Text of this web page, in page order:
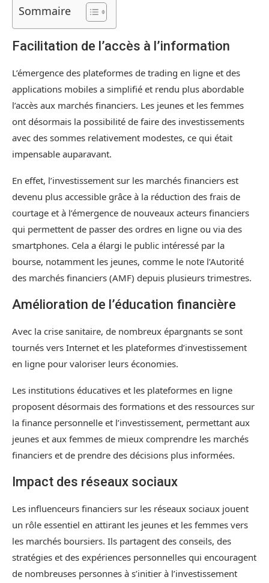
Sommaire
Facilitation de l’accès à l’information
L’émergence des plateformes de trading en ligne et des
applications mobiles a simplifié et rendu plus abordable
l’accès aux marchés financiers. Les jeunes et les femmes
ont désormais la possibilité de faire des investissements
avec des sommes relativement modestes, ce qui était
impensable auparavant.
En effet, l’investissement sur les marchés financiers est
devenu plus accessible grâce à la réduction des frais de
courtage et à l’émergence de nouveaux acteurs financiers
qui permettent de passer des ordres en ligne ou via des
smartphones. Cela a élargi le public intéressé par la
bourse, notamment les jeunes, comme le note l’Autorité
des marchés financiers (AMF) depuis plusieurs trimestres.
Amélioration de l’éducation financière
Avec la crise sanitaire, de nombreux épargnants se sont
tournés vers Internet et les plateformes d’investissement
en ligne pour valoriser leurs économies.
Les institutions éducatives et les plateformes en ligne
proposent désormais des formations et des ressources sur
la finance personnelle et l’investissement, permettant aux
jeunes et aux femmes de mieux comprendre les marchés
financiers et de prendre des décisions plus informées.
Impact des réseaux sociaux
Les influenceurs financiers sur les réseaux sociaux jouent
un rôle essentiel en attirant les jeunes et les femmes vers
les marchés boursiers. Ils partagent des conseils, des
stratégies et des expériences personnelles qui encouragent
de nombreuses personnes à s’initier à l’investissement